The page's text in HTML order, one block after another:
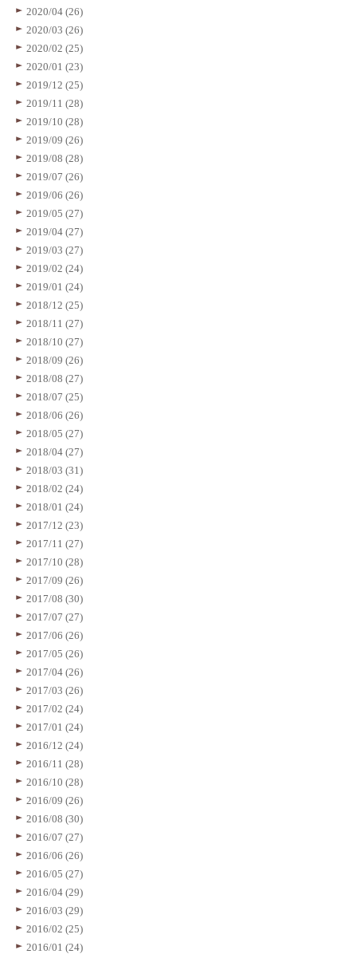
2020/04 (26)
2020/03 (26)
2020/02 (25)
2020/01 (23)
2019/12 (25)
2019/11 (28)
2019/10 (28)
2019/09 (26)
2019/08 (28)
2019/07 (26)
2019/06 (26)
2019/05 (27)
2019/04 (27)
2019/03 (27)
2019/02 (24)
2019/01 (24)
2018/12 (25)
2018/11 (27)
2018/10 (27)
2018/09 (26)
2018/08 (27)
2018/07 (25)
2018/06 (26)
2018/05 (27)
2018/04 (27)
2018/03 (31)
2018/02 (24)
2018/01 (24)
2017/12 (23)
2017/11 (27)
2017/10 (28)
2017/09 (26)
2017/08 (30)
2017/07 (27)
2017/06 (26)
2017/05 (26)
2017/04 (26)
2017/03 (26)
2017/02 (24)
2017/01 (24)
2016/12 (24)
2016/11 (28)
2016/10 (28)
2016/09 (26)
2016/08 (30)
2016/07 (27)
2016/06 (26)
2016/05 (27)
2016/04 (29)
2016/03 (29)
2016/02 (25)
2016/01 (24)